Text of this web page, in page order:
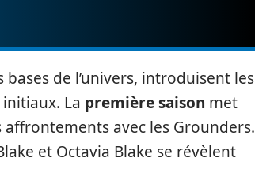
bases de l’univers, introduisent les
La première saison met
avec les Grounders.
et Octavia Blake se révèlent